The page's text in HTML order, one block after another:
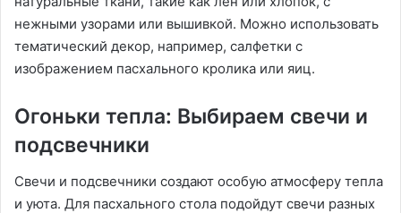
нежными узорами или вышивкой. Можно использовать
тематический декор, например, салфетки с
изображением пасхального кролика или яиц.
Огоньки тепла: Выбираем свечи и
подсвечники
Свечи и подсвечники создают особую атмосферу тепла
и уюта. Для пасхального стола подойдут свечи разных